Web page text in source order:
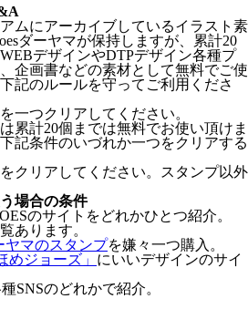
ムにアーカイブしているイラスト素
ダーヤマが保持しますが、累計20
デザインやDTPデザイン各種プ
企画書などの素材として無料でご使
記のルールを守ってご利用くださ
を一つクリアしてください。
累計20個までは無料でお使い頂けま
記条件のいづれか一つをクリアする
クリアしてください。スタンプ以外
場合の条件
のサイトをどれかひとつ紹介。
あります。
ヤマのスタンプを嫌々一つ購入。
めジョーズ」 にいいデザインのサイ
SNSのどれかで紹介。